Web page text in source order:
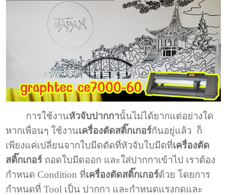
การใช้งานหัวจับปากกานั้นไม่ได้ยากแต่อย่างใด
หากเพื่อนๆ ใช้งานเครื่องตัดสติ๊กเกอร์กันอยู่แล้ว ก็
เพียงแค่เปลี่ยนจากใบมีดตัดที่หัวจับใบมีดที่เครื่องตัด
สติ๊กเกอร์ ถอดใบมีดออก และใส่ปากกาเข้าไป เราต้อง
กำหนด Condition ที่เครื่องตัดสติ๊กเกอร์ด้วย โดยการ
กำหนดที่ Tool เป็น ปากกา และกำหนดแรงกดและ